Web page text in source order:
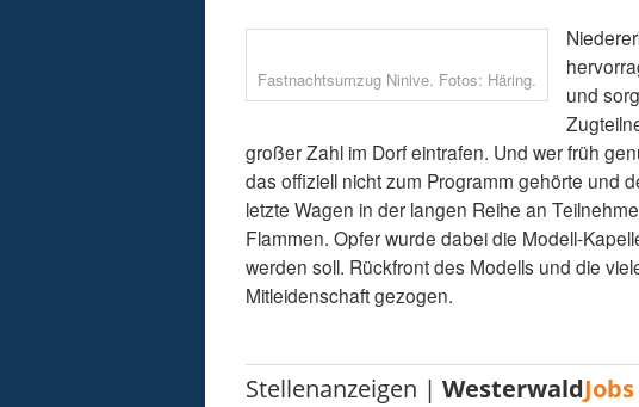
Fastnachtsumzug Ninive. Fotos: Häring.
und
großer Zahl im Dorf eintrafen. Und wer früh
das offiziell nicht zum Programm gehörte und
letzte Wagen in der langen Reihe an
Flammen. Opfer wurde dabei die Modell-
werden soll. Rückfront des Modells und die
Mitleidenschaft gezogen.
Stellenanzeigen |WesterwaldJobs